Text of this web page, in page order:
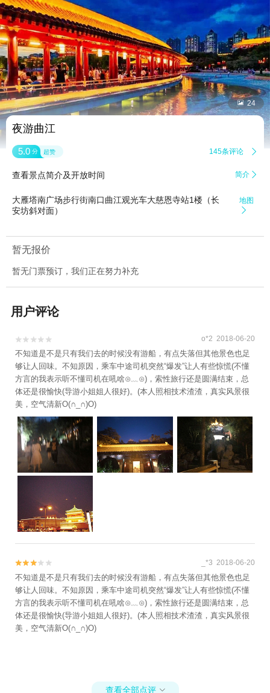
 24
夜游曲江
5.0 分 超赞 145条评论 
查看景点简介及开放时间 简介 
大雁塔南广场步行街南口曲江观光车大慈恩寺站1楼（长
安坊斜对面）
地图

暂无报价
暂无门票预订，我们正在努力补充
用户评论

 o*2 2018-06-20
不知道是不是只有我们去的时候没有游船，有点失落但其他景色也足
够让人回味。不知原因，乘车中途司机突然“爆发”让人有些惊慌(不懂
方言的我表示听不懂司机在吼啥⊙﹏⊙)，索性旅行还是圆满结束，总
体还是很愉快(导游小姐姐人很好)。(本人照相技术渣渣，真实风景很
美，空气清新O(∩_∩)O)

 _*3 2018-06-20
不知道是不是只有我们去的时候没有游船，有点失落但其他景色也足
够让人回味。不知原因，乘车中途司机突然“爆发”让人有些惊慌(不懂
方言的我表示听不懂司机在吼啥⊙﹏⊙)，索性旅行还是圆满结束，总
体还是很愉快(导游小姐姐人很好)。(本人照相技术渣渣，真实风景很
美，空气清新O(∩_∩)O)
查看全部点评 
